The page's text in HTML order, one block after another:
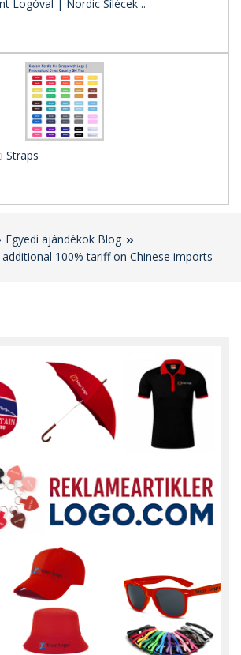
Logóval | Nordic Sílécek ..
Straps
Egyedi ajándékok Blog
100% tariff on Chinese imports